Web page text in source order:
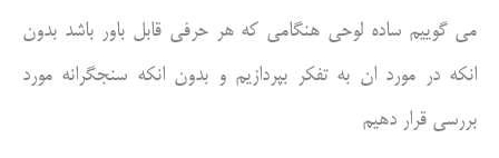
می گوییم ساده لوحی هنگامی که هر حرفی قابل باور باشد بدون
انکه در مورد ان به تفکر بپردازیم و بدون انکه سنجگرانه مورد
بررسی قرار دهیم